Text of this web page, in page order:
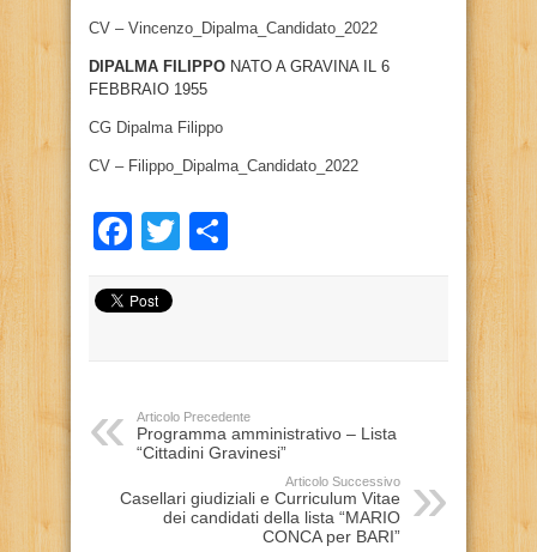
CV – Vincenzo_Dipalma_Candidato_2022
DIPALMA FILIPPO NATO A GRAVINA IL 6
FEBBRAIO 1955
CG Dipalma Filippo
CV – Filippo_Dipalma_Candidato_2022
Facebook
Twitter
Articolo Precedente
Programma amministrativo – Lista
“Cittadini Gravinesi”
Articolo Successivo
Casellari giudiziali e Curriculum Vitae
dei candidati della lista “MARIO
CONCA per BARI”